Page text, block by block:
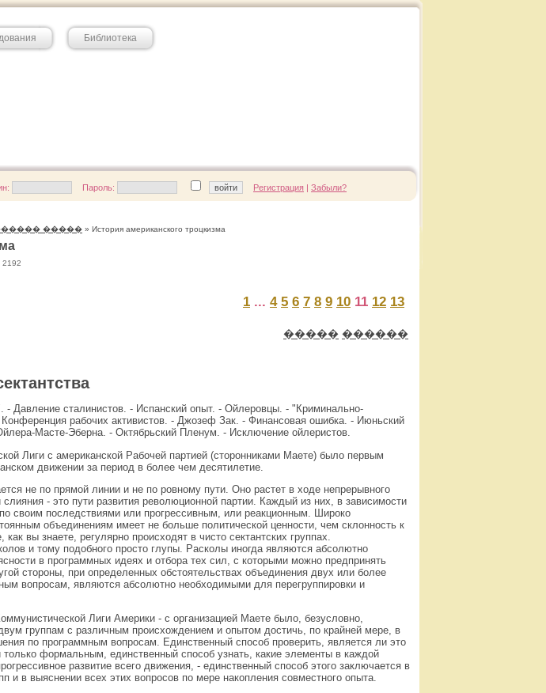
Библиотека
Пароль: Регистрация | Забыли?
����� » История американского троцкизма
2192
1 ... 4 5 6 7 8 9 10 11 12 13
����� ������
- Давление сталинистов. - Испанский опыт. - Ойлеровцы. - "Криминально-
рабочих активистов. - Джозеф Зак. - Финансовая ошибка. - Июньский
Масте-Эберна. - Октябрьский Пленум. - Исключение ойлеристов.
Лиги с американской Рабочей партией (сторонниками Маете) было первым
движении за период в более чем десятилетие.
не по прямой линии и не по ровному пути. Оно растет в ходе непрерывного
- это пути развития революционной партии. Каждый из них, в зависимости
своим последствиями или прогрессивным, или реакционным. Широко
объединениям имеет не больше политической ценности, чем склонность к
вы знаете, регулярно происходят в чисто сектантских группах.
и тому подобного просто глупы. Расколы иногда являются абсолютно
в программных идеях и отбора тех сил, с которыми можно предпринять
стороны, при определенных обстоятельствах объединения двух или более
вопросам, являются абсолютно необходимыми для перегруппировки и
Лиги Америки - с организацией Маете было, безусловно,
группам с различным происхождением и опытом достичь, по крайней мере, в
по программным вопросам. Единственный способ проверить, является ли это
формальным, единственный способ узнать, какие элементы в каждой
развитие всего движения, - единственный способ этого заключается в
и в выяснении всех этих вопросов по мере накопления совместного опыта.